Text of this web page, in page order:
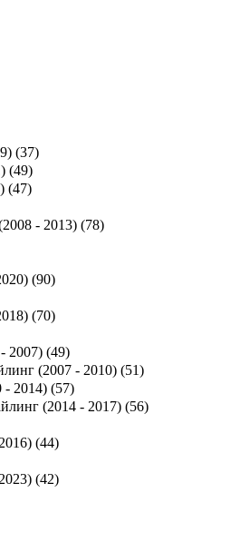
(37)
(49)
(47)
- 2013) (78)
(90)
(70)
2007) (49)
(2007 - 2010) (51)
- 2014) (57)
(2014 - 2017) (56)
(44)
(42)